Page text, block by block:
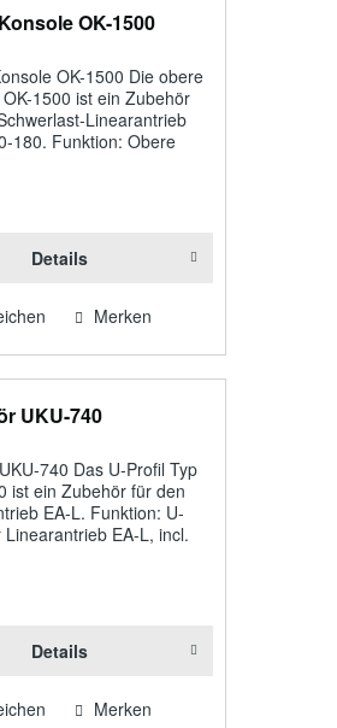
OK-1500
OK-1500 Die obere
1500 ist ein Zubehör
Linearantrieb
180. Funktion: Obere
Details
Merken
UKU-740
740 Das U-Profil Typ
ist ein Zubehör für den
EA-L. Funktion: U-
Linearantrieb EA-L, incl.
Details
Merken